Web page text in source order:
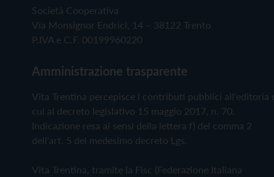
Società Cooperativa
Via Monsignor Endrici, 14 – 38122 Trento
P.IVA e C.F. 00199960220
Amministrazione trasparente
Vita Trentina percepisce i contributi pubblici all'editoria
cui al decreto legislativo 15 maggio 2017, n. 70.
Indicazione resa ai sensi della lettera f) del comma 2
dell'art. 5 del medesimo decreto Lgs.
Vita Trentina, tramite la Fisc (Federazione Italiana